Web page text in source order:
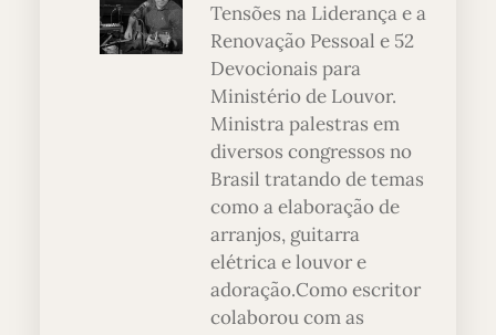
Tensões na Liderança e a
Renovação Pessoal e 52
Devocionais para
Ministério de Louvor.
Ministra palestras em
diversos congressos no
Brasil tratando de temas
como a elaboração de
arranjos, guitarra
elétrica e louvor e
adoração.Como escritor
colaborou com as